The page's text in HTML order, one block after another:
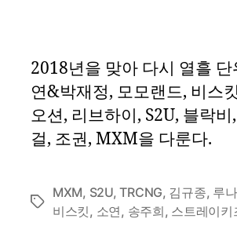
2018년을 맞아 다시 열흘
연&박재정, 모모랜드, 비스
오션, 리브하이, S2U, 블락
걸, 조권, MXM을 다룬다.
Tags
MXM, S2U,TRCNG, 김규종, 루나
비스킷, 소연, 송주희, 스트레이키